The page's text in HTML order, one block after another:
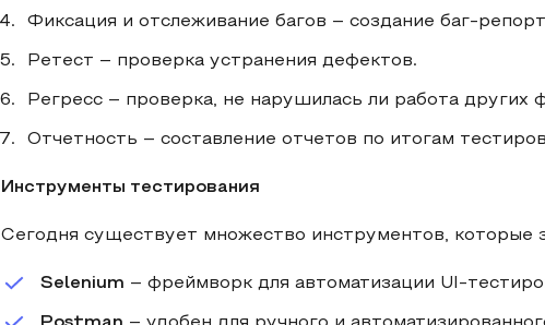
Фиксация и отслеживание багов – создание баг-
Ретест – проверка устранения дефектов.
Регресс – проверка, не нарушилась ли работа других
Отчетность – составление отчетов по итогам
Инструменты тестирования
Сегодня существует множество инструментов, которые
Selenium – фреймворк для автоматизации UI-